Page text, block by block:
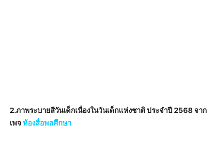
2.ภาพระบายสีวันเด็กเนื่องในวันเด็กแห่งชาติ ประจำปี 2568 จาก
เพจห้องสื่อพลศึกษา